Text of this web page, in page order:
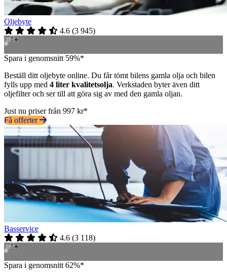
Oljebyte
4.6 (3 945)
Spara i genomsnitt 59%*
Beställ ditt oljebyte online. Du får tömt bilens gamla olja och bilen
fylls upp med 4 liter kvalitetsolja. Verkstaden byter även ditt
oljefilter och ser till att göra sig av med den gamla oljan.
Just nu priser från 997 kr*
Få offerter
Basservice
4.6 (3 118)
Spara i genomsnitt 62%*